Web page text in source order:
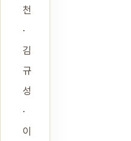
천
·
김
규
성
·
이